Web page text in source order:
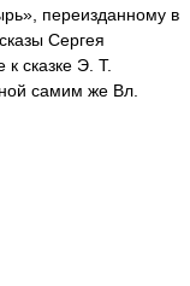
переизданному в
Сергея
сказке Э. Т.
самим же Вл.